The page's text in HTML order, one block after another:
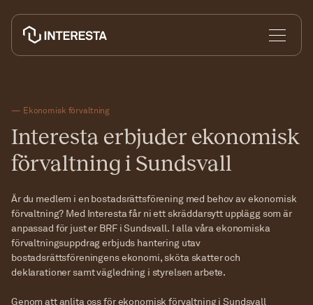
Ombildning till bostadsrätt
Nyproduktion
Ekonomisk förvaltning
— Ekonomisk förvaltning
Interesta erbjuder ekonomisk
förvaltning i Sundsvall
Är du medlem i en bostadsrättsförening med behov av ekonomisk
förvaltning? Med Interesta får ni ett skräddarsytt upplägg som är
anpassad för just er BRF i Sundsvall. I alla våra ekonomiska
förvaltningsuppdrag erbjuds hantering utav
bostadsrättsföreningens ekonomi, sköta skatter och
deklarationer samt vägledning i styrelsen arbete.
Genom att anlita oss för ekonomisk förvaltning i Sundsvall